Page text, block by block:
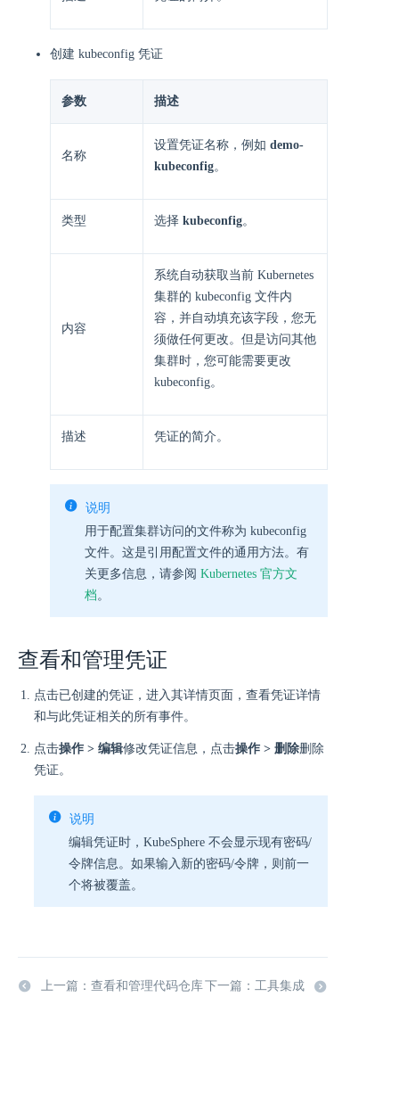
创建 kubeconfig 凭证
参数 描述
名称
设置凭证名称，例如 demo-
kubeconfig。
类型 选择 kubeconfig。
内容
系统自动获取当前 Kubernetes
集群的 kubeconfig 文件内
容，并自动填充该字段，您无
须做任何更改。但是访问其他
集群时，您可能需要更改
kubeconfig。
描述 凭证的简介。
说明
用于配置集群访问的文件称为 kubeconfig
文件。这是引用配置文件的通用方法。有
关更多信息，请参阅 Kubernetes 官方文
档。
查看和管理凭证
点击已创建的凭证，进入其详情页面，查看凭证详情
和与此凭证相关的所有事件。
点击操作 > 编辑修改凭证信息，点击操作 > 删除删除
凭证。
说明
编辑凭证时，KubeSphere 不会显示现有密码/
令牌信息。如果输入新的密码/令牌，则前一
个将被覆盖。
上一篇：查看和管理代码仓库下一篇：工具集成